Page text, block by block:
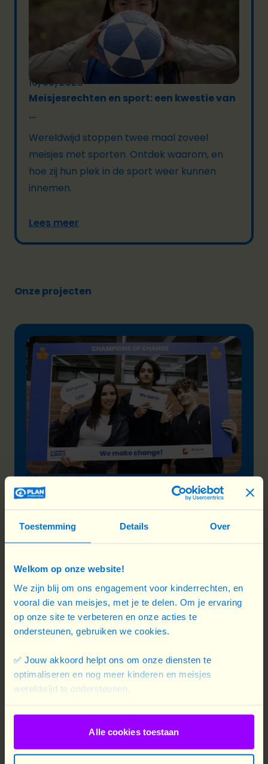
Toestemming Details Over
Welkom op onze website!
We zijn blij om ons engagement voor kinderrechten, en
vooral die van meisjes, met je te delen. Om je ervaring
op onze site te verbeteren en onze acties te
ondersteunen, gebruiken we cookies.
✅ Jouw akkoord helpt ons om onze diensten te
optimaliseren en nog meer kinderen en meisjes
wereldwijd te ondersteunen.
Alle cookies toestaan
16/06/2026
Meisjesrechten en sport: een kwestie van
...
Wereldwijd stoppen twee maal zoveel
meisjes met sporten. Ontdek waarom, en
hoe zij hun plek in de sport weer kunnen
innemen.
Lees meer
Onze projecten
03/08/2026
jongeren ...
motiveren we jongeren om actie te voeren
voor gendergelijkheid.
Lees meer